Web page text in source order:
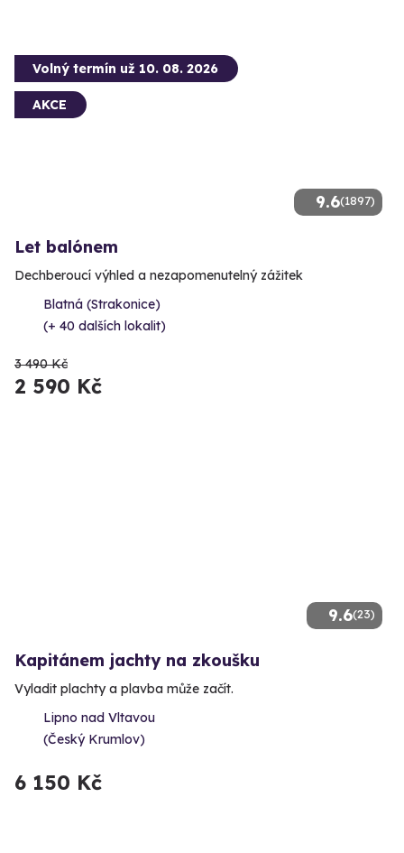
9.6(1897)
Volný termín už 10. 08. 2026
AKCE
Let balónem
Dechberoucí výhled a nezapomenutelný zážitek
Blatná (Strakonice)
(+ 40 dalších lokalit)
3 490 Kč
2 590 Kč
9.6(23)
Kapitánem jachty na zkoušku
Vyladit plachty a plavba může začít.
Lipno nad Vltavou
(Český Krumlov)
6 150 Kč